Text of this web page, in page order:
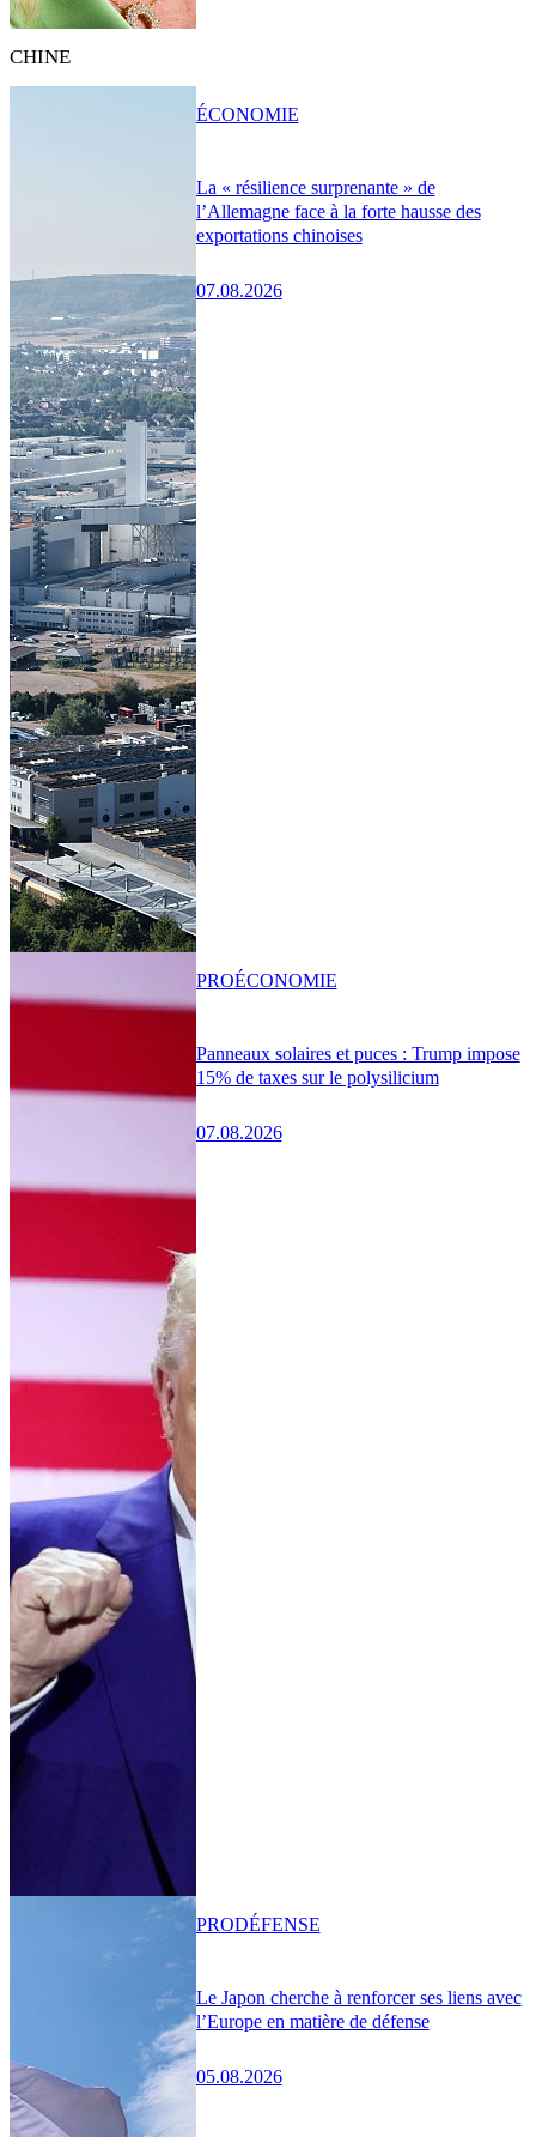
CHINE
La « résilience surprenante » de
l’Allemagne face à la forte hausse des
exportations chinoises
07.08.2026
ÉCONOMIE
Panneaux solaires et puces : Trump impose
15% de taxes sur le polysilicium
07.08.2026
PROÉCONOMIE
Le Japon cherche à renforcer ses liens avec
l’Europe en matière de défense
05.08.2026
PRODÉFENSE